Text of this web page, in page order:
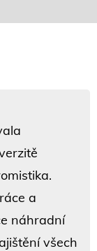
a
náhradní
všech